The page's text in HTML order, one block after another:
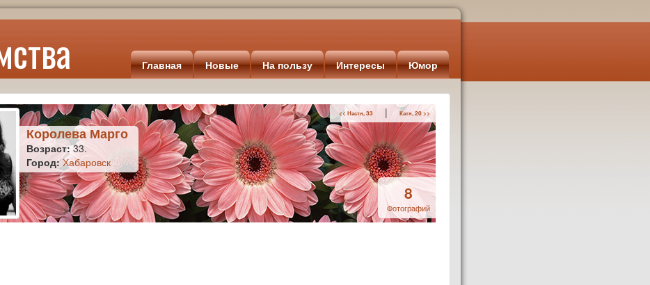
Главная Новые На пользу Интересы Юмор
Королева Марго
Возраст:33.
Город: Хабаровск
<< Настя, 33 | Катя, 20 >>
8
Фотографий